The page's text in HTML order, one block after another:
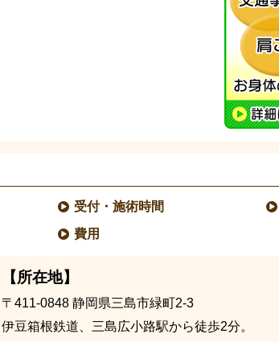
受付・施術時間
費用
【所在地】
〒411-0848静岡県三島市緑町2-3
伊豆箱根鉄道、三島広小路駅から徒歩2分。